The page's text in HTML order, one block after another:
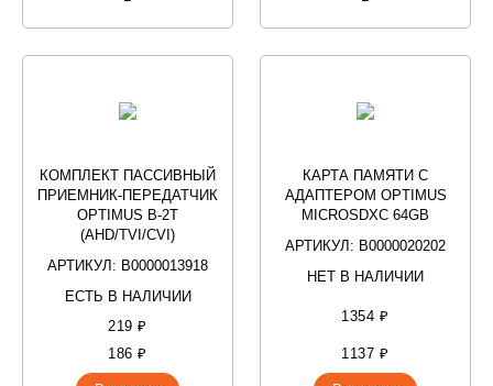
КОМПЛЕКТ ПАССИВНЫЙ
ПРИЕМНИК-ПЕРЕДАТЧИК
OPTIMUS B-2T
(AHD/TVI/CVI)
АРТИКУЛ: В0000013918
ЕСТЬ В НАЛИЧИИ
219 ₽
186 ₽
КАРТА ПАМЯТИ С
АДАПТЕРОМ OPTIMUS
MICROSDXC 64GB
АРТИКУЛ: В0000020202
НЕТ В НАЛИЧИИ
1354 ₽
1137 ₽